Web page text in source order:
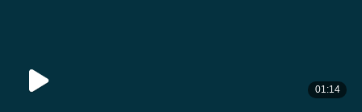
01:14